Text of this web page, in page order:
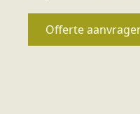
Offerte